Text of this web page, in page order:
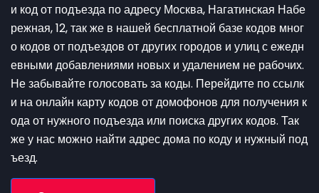
и код от подъезда по адресу Москва, Нагатинская Набе
режная, 12, так же в нашей бесплатной базе кодов мног
о кодов от подъездов от других городов и улиц с ежедн
евными добавлениями новых и удалением не рабочих.
Не забывайте голосовать за коды. Перейдите по ссылк
и на онлайн карту кодов от домофонов для получения к
ода от нужного подъезда или поиска других кодов. Так
же у нас можно найти адрес дома по коду и нужный под
ъезд.